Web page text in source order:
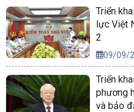
Triển
lực Việt
2
09/09/
Triển
phương
và bảo